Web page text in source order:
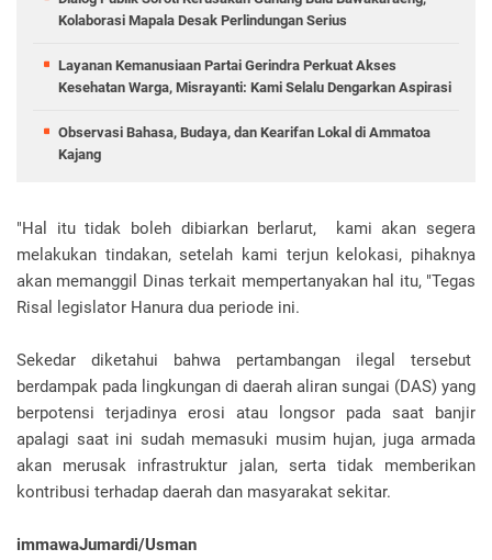
Kolaborasi Mapala Desak Perlindungan Serius
Layanan Kemanusiaan Partai Gerindra Perkuat Akses
Kesehatan Warga, Misrayanti: Kami Selalu Dengarkan Aspirasi
Observasi Bahasa, Budaya, dan Kearifan Lokal di Ammatoa
Kajang
"Hal itu tidak boleh dibiarkan berlarut, kami akan segera
melakukan tindakan, setelah kami terjun kelokasi, pihaknya
akan memanggil Dinas terkait mempertanyakan hal itu, "Tegas
Risal legislator Hanura dua periode ini.
Sekedar diketahui bahwa pertambangan ilegal tersebut
berdampak pada lingkungan di daerah aliran sungai (DAS) yang
berpotensi terjadinya erosi atau longsor pada saat banjir
apalagi saat ini sudah memasuki musim hujan, juga armada
akan merusak infrastruktur jalan, serta tidak memberikan
kontribusi terhadap daerah dan masyarakat sekitar.
immawaJumardi/Usman